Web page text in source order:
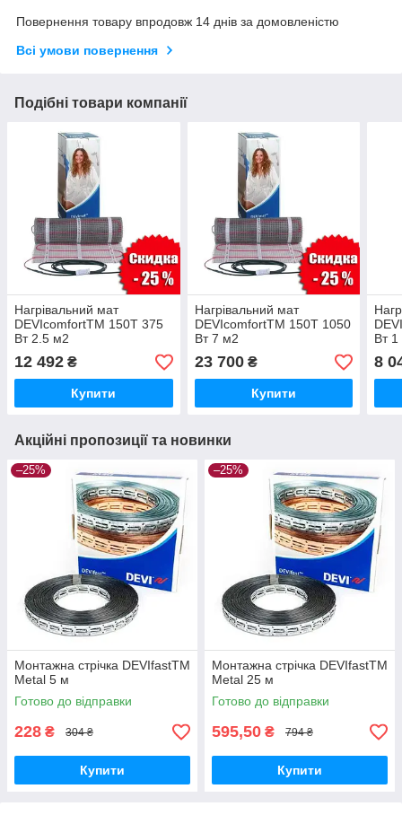
Повернення товару впродовж 14 днів за домовленістю
Всі умови повернення
Подібні товари компанії
Нагрівальний мат
DEVIcomfortTM 150T 375
Вт 2.5 м2
12 492 ₴
Купити
Нагрівальний мат
DEVIcomfortTM 150T 1050
Вт 7 м2
23 700₴
Купити
Вт
8
Акційні пропозиції та новинки
–25%
Монтажна стрічка DEVIfastTM
Metal 5 м
Готово до відправки
228 ₴ 304 ₴
Купити
–25%
Монтажна стрічка DEVIfastTM
Metal 25 м
Готово до відправки
595,50 ₴ 794 ₴
Купити